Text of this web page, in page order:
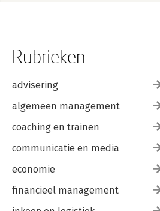
Rubrieken
advisering
algemeen management
coaching en trainen
communicatie en media
economie
financieel management